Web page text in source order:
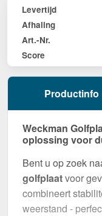
Levertijd
Afhaling
Art.-Nr.
Score
Productinfo
Weckman
oplossing voor
Bent u op zoek
golfplaatvoor
combineert
weerstand -